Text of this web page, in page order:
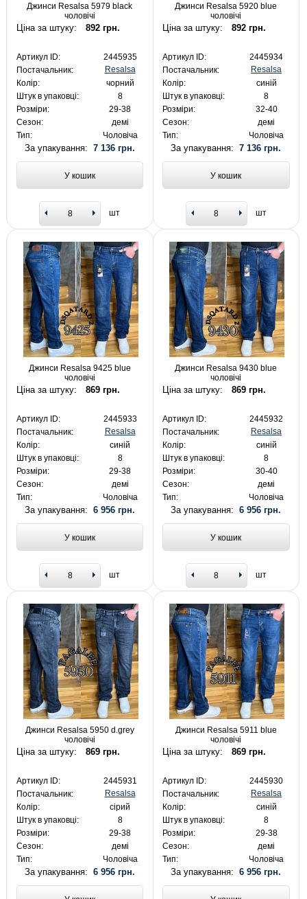
Джинси Resalsa 5979 black
чоловічі
Ціна за штуку: 892 грн.
Артикул ID:
2445935
Постачальник:
Resalsa
Колір:
чорний
Штук в упаковці:
8
Розміри:
29-38
Сезон:
демі
Тип:
Чоловіча
За упакування: 7 136 грн.
У кошик
шт
Джинси Resalsa 5920 blue
чоловічі
Ціна за штуку: 892 грн.
Артикул ID:
2445934
Постачальник:
Resalsa
Колір:
синій
Штук в упаковці:
8
Розміри:
32-40
Сезон:
демі
Тип:
Чоловіча
За упакування:7 136 грн.
У кошик
шт
Джинси Resalsa 9425 blue
чоловічі
Ціна за штуку: 869 грн.
Артикул ID:
2445933
Постачальник:
Resalsa
Колір:
синій
Штук в упаковці:
8
Розміри:
29-38
Сезон:
демі
Тип:
Чоловіча
За упакування: 6 956 грн.
У кошик
шт
Джинси Resalsa 9430 blue
чоловічі
Ціна за штуку: 869 грн.
Артикул ID:
2445932
Постачальник:
Resalsa
Колір:
синій
Штук в упаковці:
8
Розміри:
30-40
Сезон:
демі
Тип:
Чоловіча
За упакування:6 956 грн.
У кошик
шт
Джинси Resalsa 5950 d.grey
чоловічі
Ціна за штуку: 869 грн.
Артикул ID:
2445931
Постачальник:
Resalsa
Колір:
сірий
Штук в упаковці:
8
Розміри:
29-38
Сезон:
демі
Тип:
Чоловіча
За упакування: 6 956 грн.
Джинси Resalsa 5911 blue
чоловічі
Ціна за штуку: 869 грн.
Артикул ID:
2445930
Постачальник:
Resalsa
Колір:
синій
Штук в упаковці:
8
Розміри:
29-38
Сезон:
демі
Тип:
Чоловіча
За упакування:6 956 грн.